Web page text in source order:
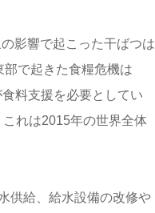
影響で起こった干ばつは
で起きた食糧危機は
料支援を必要としてい
れは2015年の世界全体
供給、給水設備の改修や